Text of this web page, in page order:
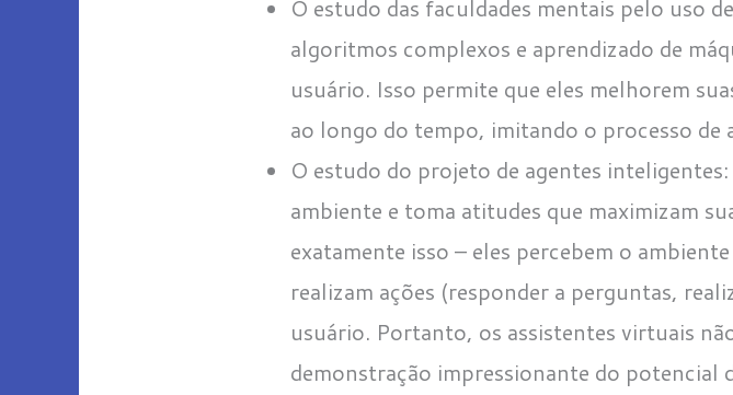
O estudo das faculdades mentais pelo uso
algoritmos complexos e aprendizado de
usuário. Isso permite que eles melhorem
ao longo do tempo, imitando o processo de
O estudo do projeto de agentes
ambiente e toma atitudes que maximizam
exatamente isso – eles percebem o
realizam ações (responder a perguntas,
usuário. Portanto, os assistentes virtuais
demonstração impressionante do potencial